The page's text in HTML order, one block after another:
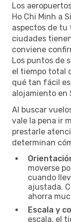
Los
Ho Chi Minh a
aspectos de tu
ciudades
conviene
Los puntos de
el tiempo total
qué tan fácil
alojamiento en
Al buscar
vale la pena ir
prestarle
determinan
moverse
cuando
ajustada.
ahorra
Escala y
escala, el